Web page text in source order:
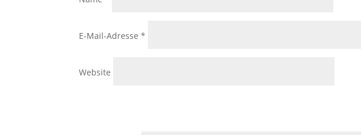
E-Mail-Adresse*
Website